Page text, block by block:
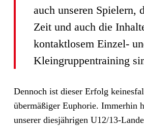
auch unseren Spielern,
Zeit und auch die
kontaktlosem Einzel-
Kleingruppentraining
Dennoch ist dieser Erfolg
übermäßiger Euphorie. Immerhin
unserer diesjährigen U12/13-